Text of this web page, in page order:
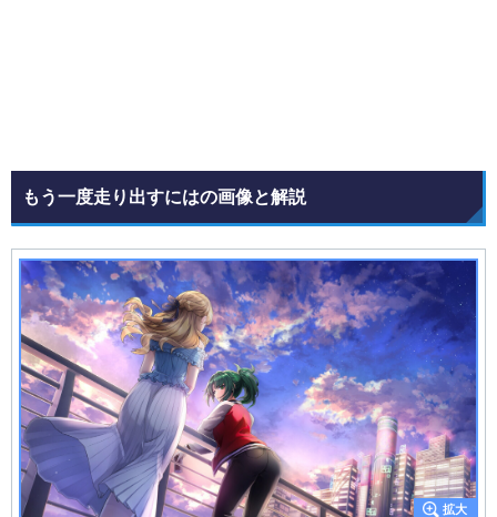
もう一度走り出すにはの画像と解説